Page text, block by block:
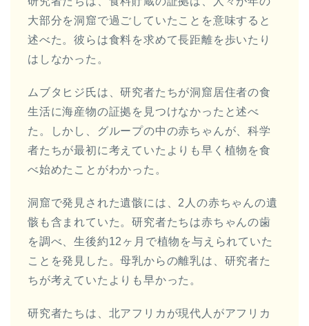
大部分を洞窟で過ごしていたことを意味すると
述べた。彼らは食料を求めて長距離を歩いたり
はしなかった。
ムブタヒジ氏は、研究者たちが洞窟居住者の食
生活に海産物の証拠を見つけなかったと述べ
た。しかし、グループの中の赤ちゃんが、科学
者たちが最初に考えていたよりも早く植物を食
べ始めたことがわかった。
洞窟で発見された遺骸には、2人の赤ちゃんの遺
骸も含まれていた。研究者たちは赤ちゃんの歯
を調べ、生後約12ヶ月で植物を与えられていた
ことを発見した。母乳からの離乳は、研究者た
ちが考えていたよりも早かった。
研究者たちは、北アフリカが現代人がアフリカ